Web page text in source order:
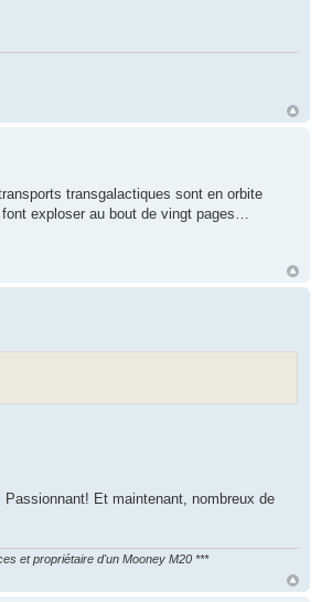
transgalactiques sont en orbite
exploser au bout de vingt pages…
Passionnant! Et maintenant, nombreux de
et propriétaire d'un Mooney M20 ***